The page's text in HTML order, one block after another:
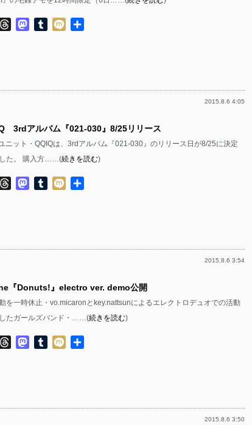
ThreadsMastodon
TumblrMixi
2015.8.6 4:05
3rdアルバム『021-030』8/25リリース
ニット・QQIQは、3rdアルバム『021-030』のリリース日が8/25に決定
した。 購入方……(続きを読む)
ThreadsMastodon
TumblrMixi
2015.8.6 3:54
『Donuts!』electro ver. demo公開
を一時休止・vo.micaronとkey.nattsunによるエレクトロデュオでの活動
たガールズバンド・……(続きを読む)
ThreadsMastodon
TumblrMixi
2015.8.6 3:50